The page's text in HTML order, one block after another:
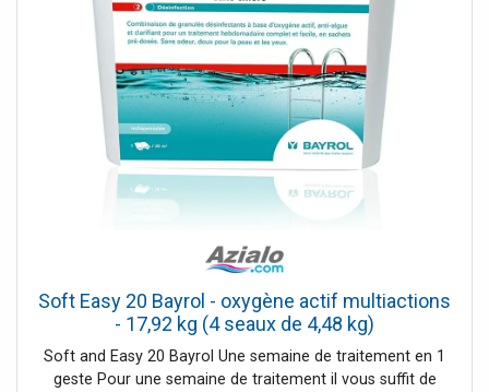
Soft Easy 20 Bayrol - oxygène actif multiactions
- 17,92 kg (4 seaux de 4,48 kg)
Soft and Easy 20 Bayrol Une semaine de traitement en 1
geste Pour une semaine de traitement il vous suffit de